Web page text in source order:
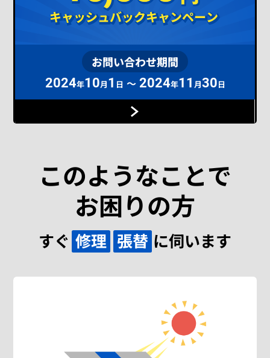
キャッシュバックキャンペーン
キャッシュバックキャンペーン
お問い合わせ期間
2024年10月1 日 ～ 2024年11 月30日
このようなことで
お困りの方
すぐ 修理 張替 に伺います